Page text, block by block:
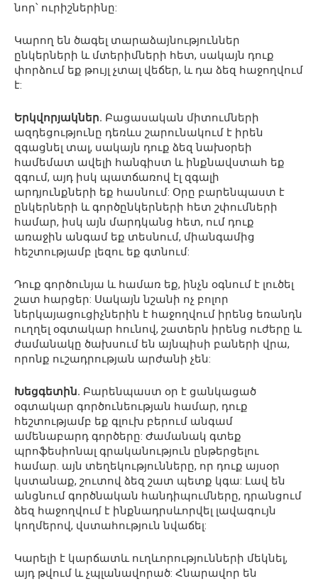
նոր՝ ուրիշներինը:
Կարող են ծագել տարաձայնություններ
ընկերների և մտերիմների հետ, սակայն դուք
փորձում եք թույլ չտալ վեճեր, և դա ձեզ հաջողվում
է:
Երկվորյակներ. Բացասական միտումների
ազդեցությունը դեռևս շարունակում է իրեն
զգացնել տալ, սակայն դուք ձեզ նախօրեի
համեմատ ավելի հանգիստ և ինքնավստահ եք
զգում, այդ իսկ պատճառով էլ զգալի
արդյունքների եք հասնում: Օրը բարենպաստ է
ընկերների և գործընկերների հետ շփումների
համար, իսկ այն մարդկանց հետ, ում դուք
առաջին անգամ եք տեսնում, միանգամից
հեշտությամբ լեզու եք գտնում:
Դուք գործունյա և համառ եք, ինչն օգնում է լուծել
շատ հարցեր: Սակայն նշանի ոչ բոլոր
ներկայացուցիչներին է հաջողվում իրենց եռանդն
ուղղել օգտակար հունով, շատերն իրենց ուժերը և
ժամանակը ծախսում են այնպիսի բաների վրա,
որոնք ուշադրության արժանի չեն:
Խեցգետին. Բարենպաստ օր է ցանկացած
օգտակար գործունեության համար, դուք
հեշտությամբ եք գլուխ բերում անգամ
ամենաբարդ գործերը: Ժամանակ գտեք
պրոֆեսիոնալ գրականություն ընթերցելու
համար. այն տեղեկությունները, որ դուք այսօր
կստանաք, շուտով ձեզ շատ պետք կգա: Լավ են
անցնում գործնական հանդիպումները, դրանցում
ձեզ հաջողվում է ինքնադրսևորվել լավագույն
կողմերով, վստահություն նվաճել:
Կարելի է կարճատև ուղևորությունների մեկնել,
այդ թվում և չպլանավորած: Հնարավոր են